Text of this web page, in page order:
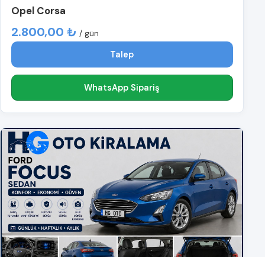
Opel Corsa
2.800,00 ₺ / gün
Talep
WhatsApp Sipariş